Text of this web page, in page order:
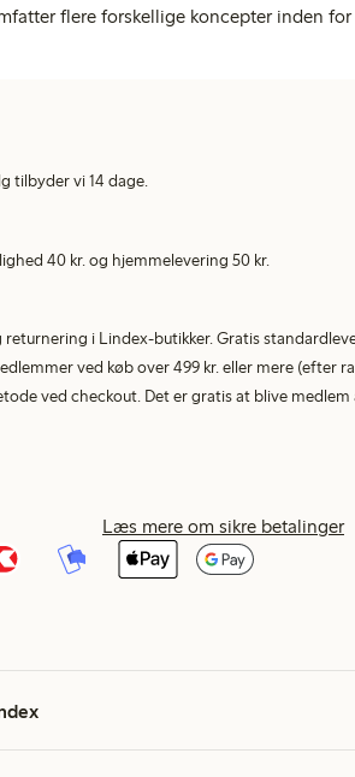
flere forskellige koncepter inden
tilbyder vi 14 dage.
40 kr. og hjemmelevering 50 kr.
i Lindex-butikker. Gratis
ved køb over 499 kr. eller mere (efter
ved checkout. Det er gratis at blive
Læs mere om sikre betalinger